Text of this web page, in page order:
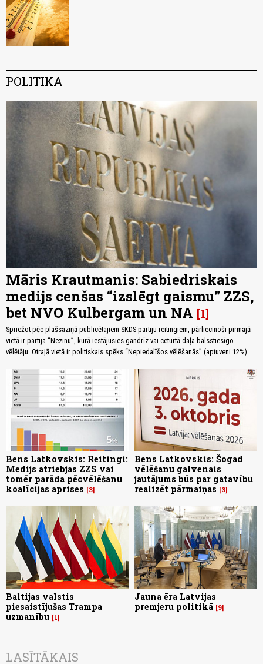
POLITIKA
Māris Krautmanis: Sabiedriskais
medijs cenšas “izslēgt gaismu” ZZS,
bet NVO Kulbergam un NA 1
Spriežot pēc plašsaziņā publicētajiem SKDS partiju reitingiem, pārliecinoši pirmajā
vietā ir partija “Nezinu”, kurā iestājusies gandrīz vai ceturtā daļa balsstiesīgo
vēlētāju. Otrajā vietā ir politiskais spēks “Nepiedalīšos vēlēšanās” (aptuveni 12%).
Bens Latkovskis: Reitingi:
Medijs atriebjas ZZS vai
tomēr parāda pēcvēlēšanu
koalīcijas aprises
3
Bens Latkovskis: Šogad
vēlēšanu galvenais
jautājums būs par gatavību
realizēt pārmaiņas
3
Baltijas valstis
piesaistījušas Trampa
uzmanību 1
Jauna ēra Latvijas
premjeru politikā 9
LASĪTĀKAIS